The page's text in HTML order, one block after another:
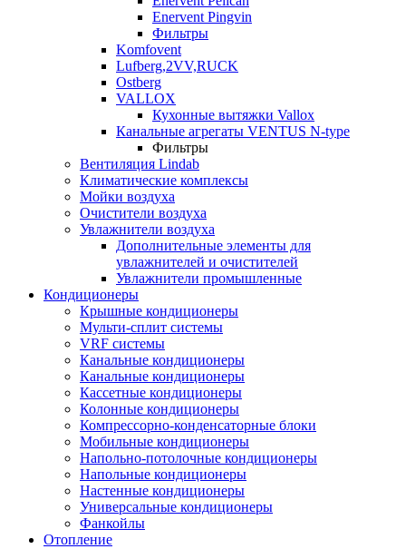
Enervent Pingvin
Фильтры
Komfovent
Lufberg,2VV,RUCK
Ostberg
VALLOX
Кухонные вытяжки Vallox
Канальные агрегаты VENTUS N-type
Фильтры
Вентиляция Lindab
Климатические комплексы
Мойки воздуха
Очистители воздуха
Увлажнители воздуха
Дополнительные элементы для
увлажнителей и очистителей
Увлажнители промышленные
Кондиционеры
Крышные кондиционеры
Мульти-сплит системы
VRF системы
Канальные кондиционеры
Канальные кондиционеры
Кассетные кондиционеры
Колонные кондиционеры
Компрессорно-конденсаторные блоки
Мобильные кондиционеры
Напольно-потолочные кондиционеры
Напольные кондиционеры
Настенные кондиционеры
Универсальные кондиционеры
Фанкойлы
Отопление